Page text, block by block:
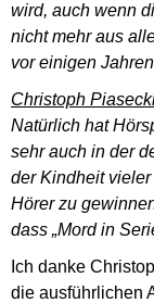
wird, auch wenn
nicht mehr aus
vor einigen
Christoph
Natürlich hat
sehr auch in der
der Kindheit
Hörer zu
dass „Mord in
Ich danke
die ausführlichen